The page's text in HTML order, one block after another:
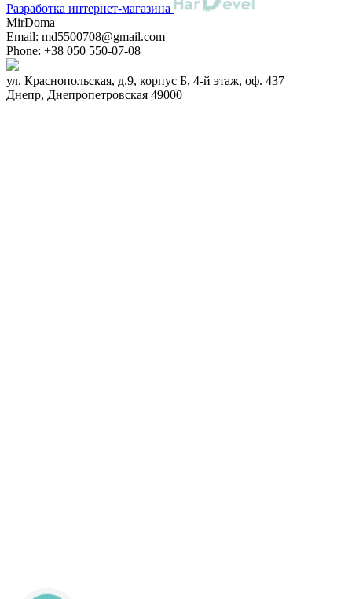
Разработка интернет-магазина
MirDoma
Email: md5500708@gmail.com
Phone: +38 050 550-07-08
ул. Краснопольская, д.9, корпус Б, 4-й этаж, оф. 437
Днепр, Днепропетровская 49000